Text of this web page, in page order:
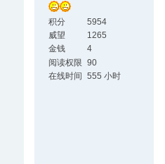
积分
5954
威望
1265
金钱
4
阅读权限 90
在线时间 555 小时